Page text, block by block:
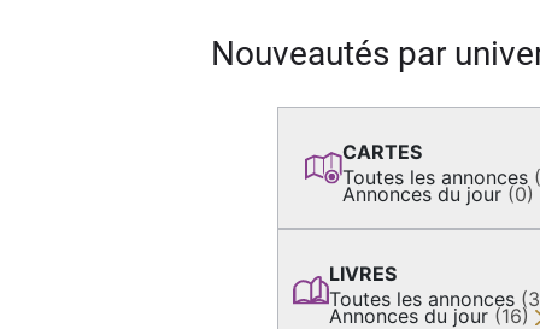
Nouveautés par
CARTES
Toutes les annonces
Annonces du jour (0)
LIVRES
Toutes les annonces
Annonces du jour (16)